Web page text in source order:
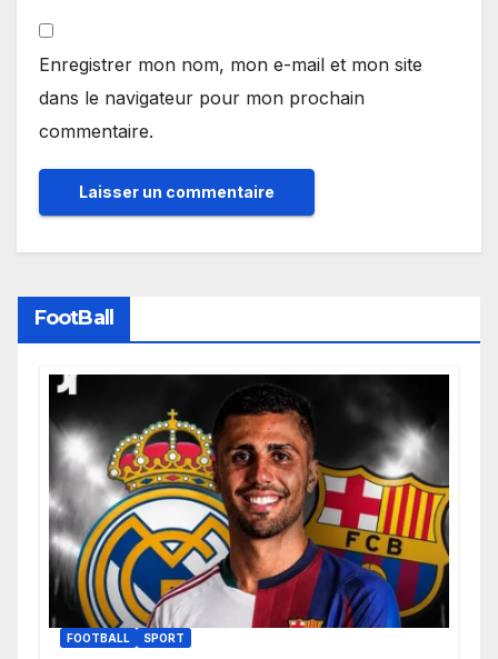
Enregistrer mon nom, mon e-mail et mon site
dans le navigateur pour mon prochain
commentaire.
FootBall
FOOTBALL SPORT